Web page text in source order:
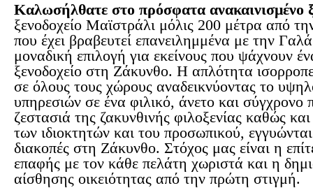
Καλωσήλθατε στο πρόσφατα ανακαινισμένο
ξενοδοχείο Μαϊστράλι μόλις 200 μέτρα από
που έχει βραβευτεί επανειλημμένα με την
μοναδική επιλογή για εκείνους που ψάχνουν
ξενοδοχείο στη Ζάκυνθο. Η απλότητα
σε όλους τους χώρους αναδεικνύοντας το
υπηρεσιών σε ένα φιλικό, άνετο και σύγχρονο
ζεστασιά της ζακυνθινής φιλοξενίας καθώς
των ιδιοκτητών και του προσωπικού, εγγυώνται
διακοπές στη Ζάκυνθο. Στόχος μας είναι η
επαφής με τον κάθε πελάτη χωριστά και η
αίσθησης οικειότητας από την πρώτη στιγμή.